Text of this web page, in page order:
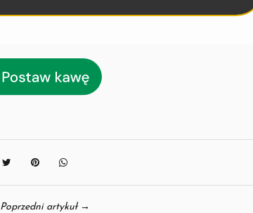
Poprzedni artykuł→